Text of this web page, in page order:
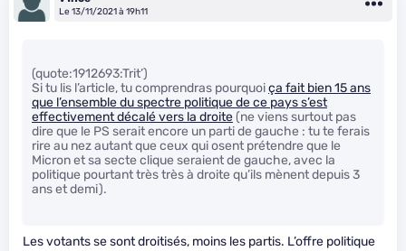
Le 13/11/2021 à 19h11
(quote:1912693:Trit’)
Si tu lis l’article, tu comprendras pourquoiça fait bien 15 ans
que l’ensemble du spectre politique de ce pays s’est
effectivement décalé vers la droite(ne viens surtout pas
dire que le PS serait encore un parti de gauche : tu te ferais
rire au nez autant que ceux qui osent prétendre que le
Micron et sa secte clique seraient de gauche, avec la
politique pourtant très très à droite qu’ils mènent depuis 3
ans et demi).
Les votants se sont droitisés, moins les partis. L’offre politique